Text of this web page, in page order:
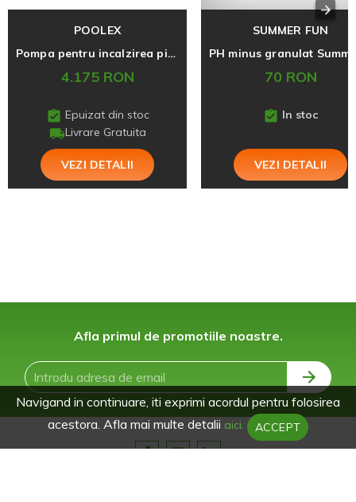
POOLEX
Pompa pentru incalzirea piscinei Nano Action 5 Reversible
4.175 RON
Epuizat din stoc
Livrare Gratuita
VEZI DETALII
SUMMER FUN
70 RON
In stoc
VEZI DETALII
Afla primul de promotiile noastre.
Navigand in continuare, iti exprimi acordul pentru folosirea
acestora. Afla mai multe detalii aici. ACCEPT